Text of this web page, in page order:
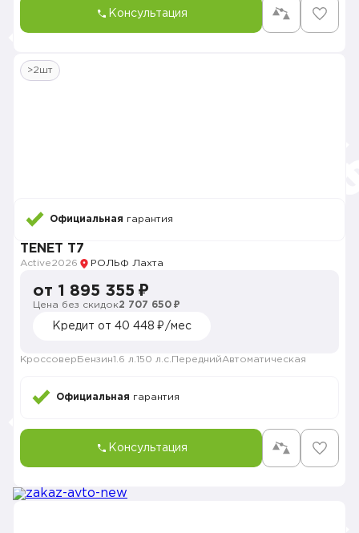
Консультация
>2шт
Официальная гарантия
TENET T7
Active2026 РОЛЬФ Лахта
от 1 895 355 ₽
Цена без скидок2 707 650 ₽
Кредит от 40 448 ₽/мес
Кроссовер Бензин1.6 л. 150 л.с. ПереднийАвтоматическая
Официальная гарантия
Консультация